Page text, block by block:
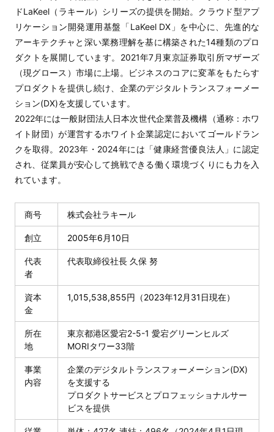
ドLaKeel（ラキール）シリーズの提供を開始。クラウド型アプ
リケーション開発運用基盤「LaKeel DX」を中心に、先進的な
アーキテクチャと深い業務理解を基に構築された14種類のプロ
ダクトを展開しています。2021年7月東京証券取引所マザーズ
（現グロース）市場に上場。ビジネスのコアに変革をもたらす
プロダクトを提供し続け、企業のデジタルトランスフォーメー
ション(DX)を支援しています。
2022年には一般財団法人日本次世代企業普及機構（通称：ホワ
イト財団）が運営するホワイト企業認定においてゴールドラン
クを取得。2023年・2024年には「健康経営優良法人」に認定
され、従業員が安心して挑戦できる働く環境づくりにも力を入
れています。
商号 株式会社ラキール
創立 2005年6 月10日
代表
者
代表取締役社長 久保 努
資本
金
1,015,538,855円（2023年12月31日現在）
所在
地
東京都港区愛宕2-5-1 愛宕グリーンヒルズ
MORIタワー33階
事業
内容
企業のデジタルトランスフォーメーション(DX)
を支援する
プロダクトサービスとプロフェッショナルサー
ビスを提供